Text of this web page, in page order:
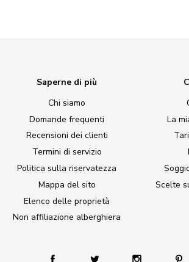
Saperne di più
Chi siamo
Domande frequenti
Recensioni dei clienti
Termini di servizio
Politica sulla riservatezza
Mappa del sito
Elenco delle proprietà
Non affiliazione alberghiera
La
Scelte